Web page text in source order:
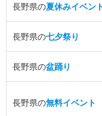
長野県の夏休みイベン
長野県の七夕祭り
長野県の盆踊り
長野県の無料イベント